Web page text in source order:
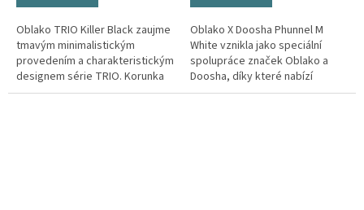
Oblako TRIO Killer Black zaujme
tmavým minimalistickým
provedením a charakteristickým
designem série TRIO. Korunka
typu killer nabídne výraznější
Oblako X Doosha Phunnel M
White vznikla jako speciální
spolupráce značek Oblako a
Doosha, díky které nabízí
originální design a moderní